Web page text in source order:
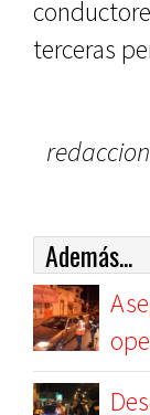
terceras
Además...